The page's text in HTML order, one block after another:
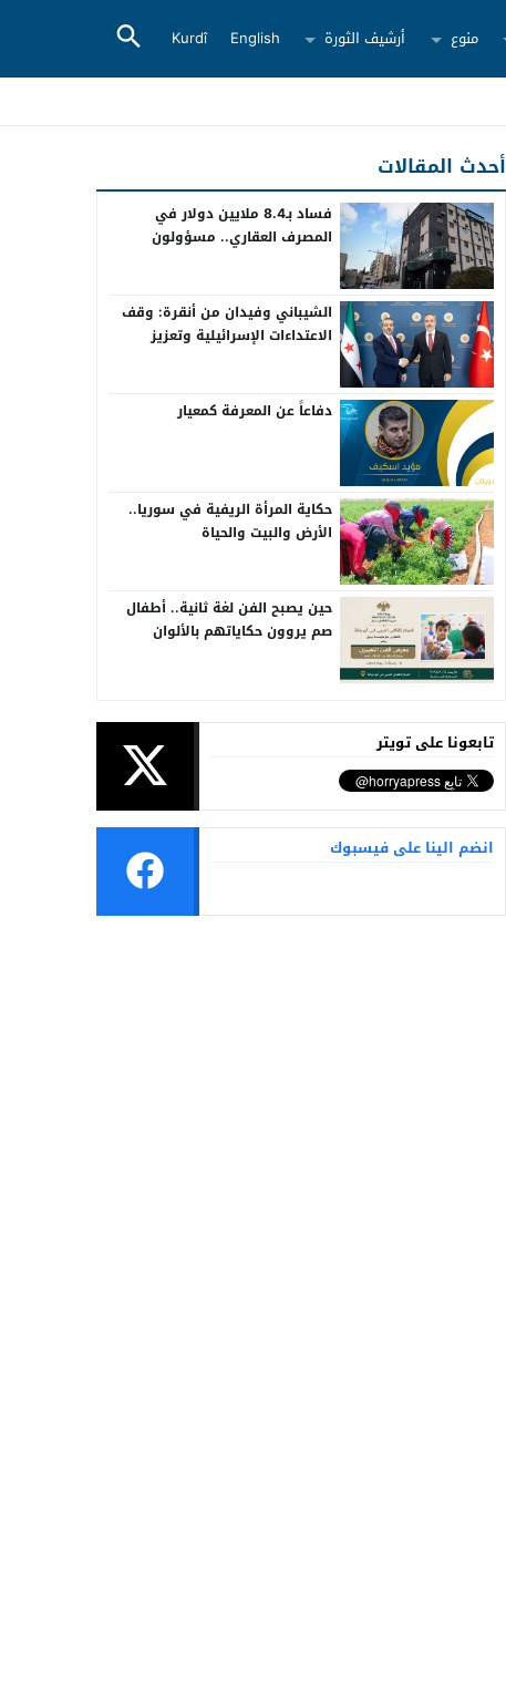
منوع أرشيف الثورة English
Kurdî
أحدث المقالات
فساد بـ8.4 ملايين دولار في
المصرف العقاري.. مسؤولون
الشيباني وفيدان من أنقرة: وقف
الاعتداءات الإسرائيلية وتعزيز
دفاعاً عن المعرفة كمعيار
حكاية المرأة الريفية في سوريا..
الأرض والبيت والحياة
حين يصبح الفن لغة ثانية.. أطفال
صم يروون حكاياتهم بالألوان
انضم الينا على فيسبوك
تابعونا على تويتر